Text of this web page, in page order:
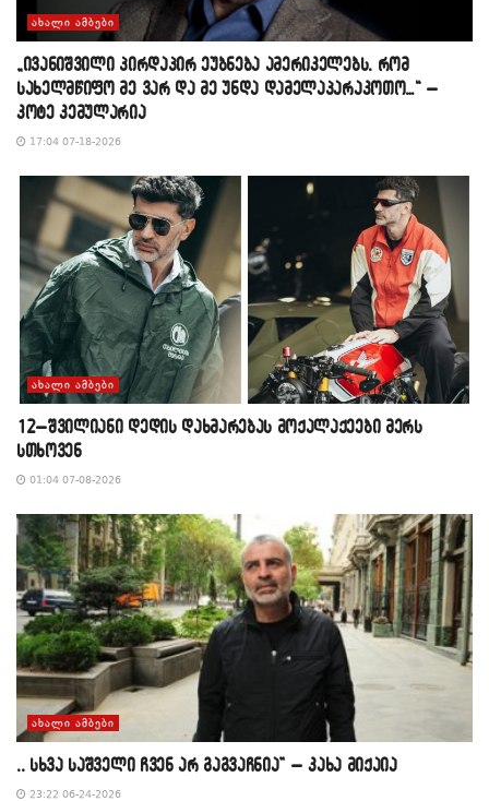
ᲐᲮᲐᲚᲘ ᲐᲛᲑᲔᲑᲘ
„ივანიშვილი პირდაპირ ეუბნება ამერიკელებს, რომ
სახელმწიფო მე ვარ და მე უნდა დამელაპარაკოთო…“ –
კოტე კემულარია
17:04 07-18-2026
ᲐᲮᲐᲚᲘ ᲐᲛᲑᲔᲑᲘ
12–შვილიანი დედის დახმარებას მოქალაქეები მერს
სთხოვენ
01:04 07-08-2026
ᲐᲮᲐᲚᲘ ᲐᲛᲑᲔᲑᲘ
,, სხვა საშველი ჩვენ არ გაგვაჩნია” – კახა მიქაია
23:22 06-24-2026